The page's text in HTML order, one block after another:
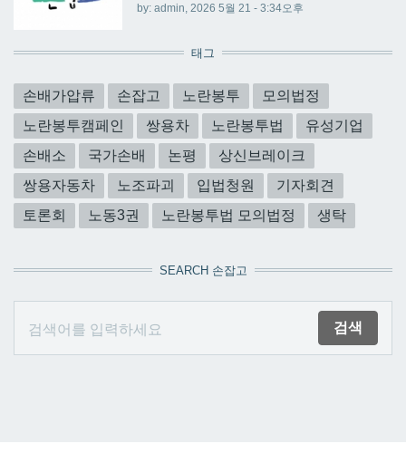
by: admin , 2026 5월 21 - 3:34오후
태그
손배가압류 손잡고 노란봉투
모의법정
노란봉투캠페인
쌍용차 노란봉투법
유성기업
손배소
국가손배 논평
상신브레이크
쌍용자동차
노조파괴 입법청원
기자회견
토론회
노동3권 노란봉투법 모의법정 생탁
SEARCH 손잡고